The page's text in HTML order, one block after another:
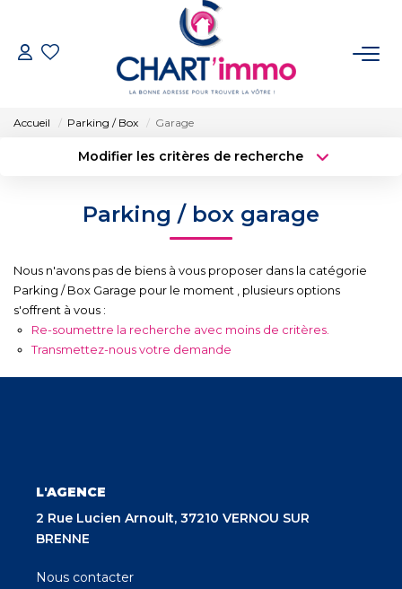
ACHETER
NOTRE AGENCE
Accueil Parking / Box Garage
Modifier les critères de recherche
Type de bien
Surface min
Budget max Plus de critères
Parking / box garage
Nous n'avons pas de biens à vous proposer dans la catégorie
Parking / Box Garage pour le moment , plusieurs options
s'offrent à vous :
Re-soumettre la recherche avec moins de critères.
Transmettez-nous votre demande
L'AGENCE
2 Rue Lucien Arnoult, 37210 VERNOU SUR
BRENNE
Nous contacter